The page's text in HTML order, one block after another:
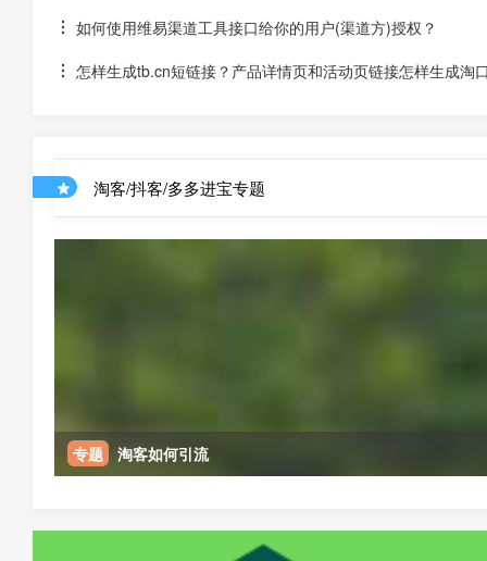
如何使用维易渠道工具接口给你的用户(渠道方)授权？
怎样生成tb.cn短链接？产品详情页和活动页链接怎样生成淘
淘客/抖客/多多进宝专题
专题 淘客如何引流